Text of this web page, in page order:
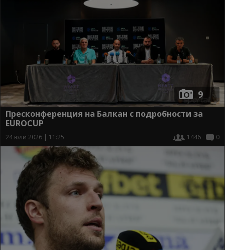
9
Пресконференция на Балкан с подробности за
EUROCUP
24 юли 2026 | 11:25 1446 0